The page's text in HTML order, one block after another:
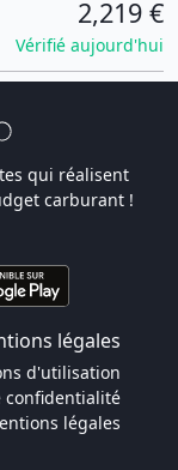
2,219 €
Vérifié aujourd'hui
qui réalisent
carburant !
légales
d'utilisation
confidentialité
légales